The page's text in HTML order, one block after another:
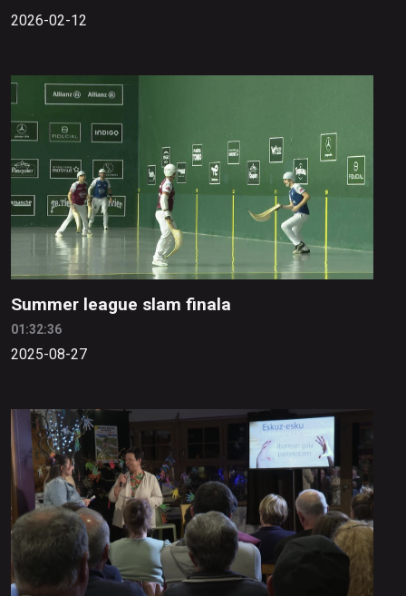
2026-02-12
Summer league slam finala
01:32:36
2025-08-27